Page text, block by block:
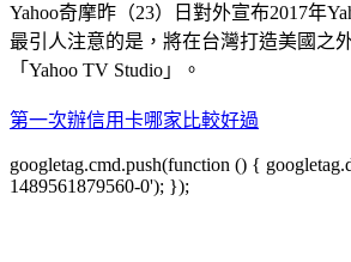
Yahoo奇摩昨（23）日對外宣布2017年
最引人注意的是，將在台灣打造美國之
「Yahoo TV Studio」。
第一次辦信用卡哪家比較好過
googletag.cmd.push(function () {
1489561879560-0'); });